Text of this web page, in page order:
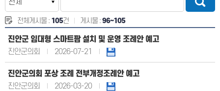
전체게시물 : 105건 게시물 :96~105
진안군 임대형 스마트팜 설치 및 운영 조례안 예고
진안군의회
2026-07-21
진안군의회 포상 조례 전부개정조례안 예고
진안군의회
2026-03-20